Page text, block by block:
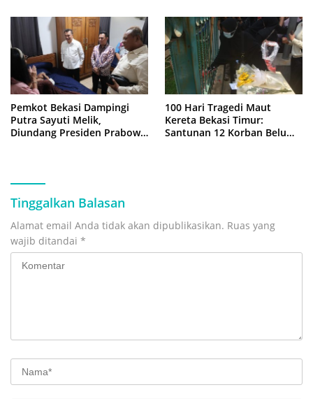
Pemkot Bekasi Dampingi
Putra Sayuti Melik,
Diundang Presiden Prabowo
100 Hari Tragedi Maut
Kereta Bekasi Timur:
Santunan 12 Korban Belum
Tinggalkan Balasan
Alamat email Anda tidak akan dipublikasikan. Ruas yang
wajib ditandai *